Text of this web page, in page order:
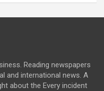
Reading newspapers
and international news. A
about the Every incident